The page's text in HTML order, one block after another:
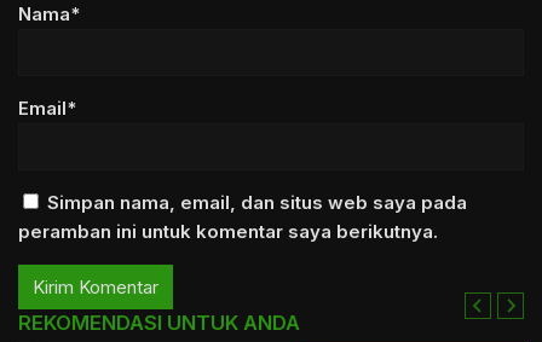
Nama*
Email*
Simpan nama, email, dan situs web saya pada
peramban ini untuk komentar saya berikutnya.
REKOMENDASI UNTUK ANDA